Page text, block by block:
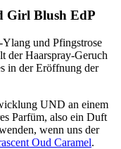
Girl Blush EdP
und Pfingstrose
der Haarspray-Geruch
in der Eröffnung der
UND an einem
Parfüm, also ein Duft
wenn uns der
Oud Caramel.